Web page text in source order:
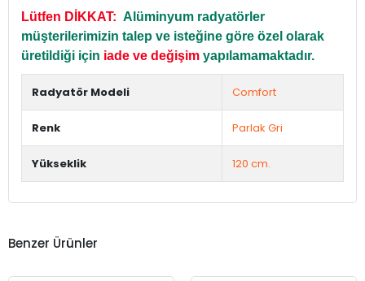
Lütfen DİKKAT: Alüminyum radyatörler
müşterilerimizin talep ve isteğine göre özel olarak
üretildiği için iade ve değişim yapılamamaktadır.
Radyatör Modeli Comfort
Renk Parlak Gri
Yükseklik 120 cm.
Benzer Ürünler